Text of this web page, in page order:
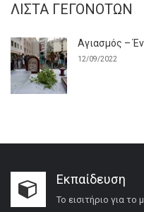
ΛΊΣΤΑ ΓΕΓΟΝΌΤΩΝ
Αγιασμός –
12/09/2022
Εκπαίδευση
Το εισιτήριο για το